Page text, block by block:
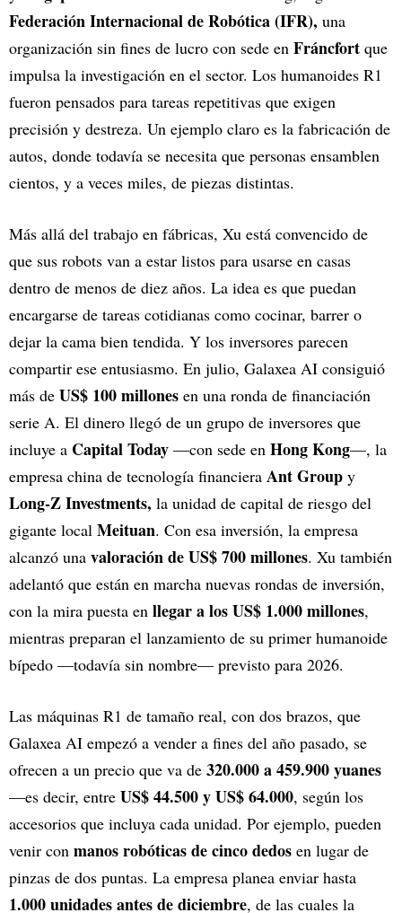
Federación Internacional de Robótica (IFR), una
organización sin fines de lucro con sede en Fráncfort que
impulsa la investigación en el sector. Los humanoides R1
fueron pensados para tareas repetitivas que exigen
precisión y destreza. Un ejemplo claro es la fabricación de
autos, donde todavía se necesita que personas ensamblen
cientos, y a veces miles, de piezas distintas.
Más allá del trabajo en fábricas, Xu está convencido de
que sus robots van a estar listos para usarse en casas
dentro de menos de diez años. La idea es que puedan
encargarse de tareas cotidianas como cocinar, barrer o
dejar la cama bien tendida. Y los inversores parecen
compartir ese entusiasmo. En julio, Galaxea AI consiguió
más de US$ 100 millones en una ronda de financiación
serie A. El dinero llegó de un grupo de inversores que
incluye a Capital Today —con sede en Hong Kong—, la
empresa china de tecnología financiera Ant Group y
Long-Z Investments, la unidad de capital de riesgo del
gigante local Meituan. Con esa inversión, la empresa
alcanzó una valoración de US$ 700 millones. Xu también
adelantó que están en marcha nuevas rondas de inversión,
con la mira puesta en llegar a los US$ 1.000 millones,
mientras preparan el lanzamiento de su primer humanoide
bípedo —todavía sin nombre— previsto para 2026.
Las máquinas R1 de tamaño real, con dos brazos, que
Galaxea AI empezó a vender a fines del año pasado, se
ofrecen a un precio que va de 320.000 a 459.900 yuanes
—es decir, entre US$ 44.500 y US$ 64.000, según los
accesorios que incluya cada unidad. Por ejemplo, pueden
venir con manos robóticas de cinco dedos en lugar de
pinzas de dos puntas. La empresa planea enviar hasta
1.000 unidades antes de diciembre, de las cuales la